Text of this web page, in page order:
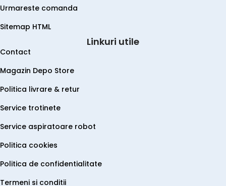
Urmareste comanda
Sitemap HTML
Linkuri utile
Contact
Magazin Depo Store
Politica livrare & retur
Service trotinete
Service aspiratoare robot
Politica cookies
Politica de confidentialitate
Termeni si conditii